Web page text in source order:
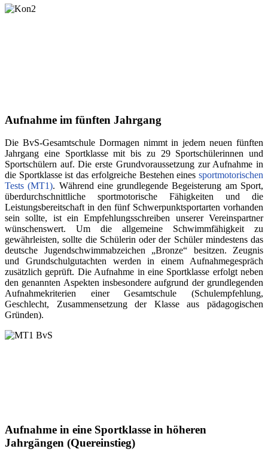
Aufnahme im fünften Jahrgang
Die BvS-Gesamtschule Dormagen nimmt in jedem neuen fünften
Jahrgang eine Sportklasse mit bis zu 29 Sportschülerinnen und
Sportschülern auf. Die erste Grundvoraussetzung zur Aufnahme in
die Sportklasse ist das erfolgreiche Bestehen eines sportmotorischen
Tests (MT1). Während eine grundlegende Begeisterung am Sport,
überdurchschnittliche sportmotorische Fähigkeiten und die
Leistungsbereitschaft in den fünf Schwerpunktsportarten vorhanden
sein sollte, ist ein Empfehlungsschreiben unserer Vereinspartner
wünschenswert. Um die allgemeine Schwimmfähigkeit zu
gewährleisten, sollte die Schülerin oder der Schüler mindestens das
deutsche Jugendschwimmabzeichen „Bronze“ besitzen. Zeugnis
und Grundschulgutachten werden in einem Aufnahmegespräch
zusätzlich geprüft. Die Aufnahme in eine Sportklasse erfolgt neben
den genannten Aspekten insbesondere aufgrund der grundlegenden
Aufnahmekriterien einer Gesamtschule (Schulempfehlung,
Geschlecht, Zusammensetzung der Klasse aus pädagogischen
Gründen).
Aufnahme in eine Sportklasse in höheren
Jahrgängen (Quereinstieg)